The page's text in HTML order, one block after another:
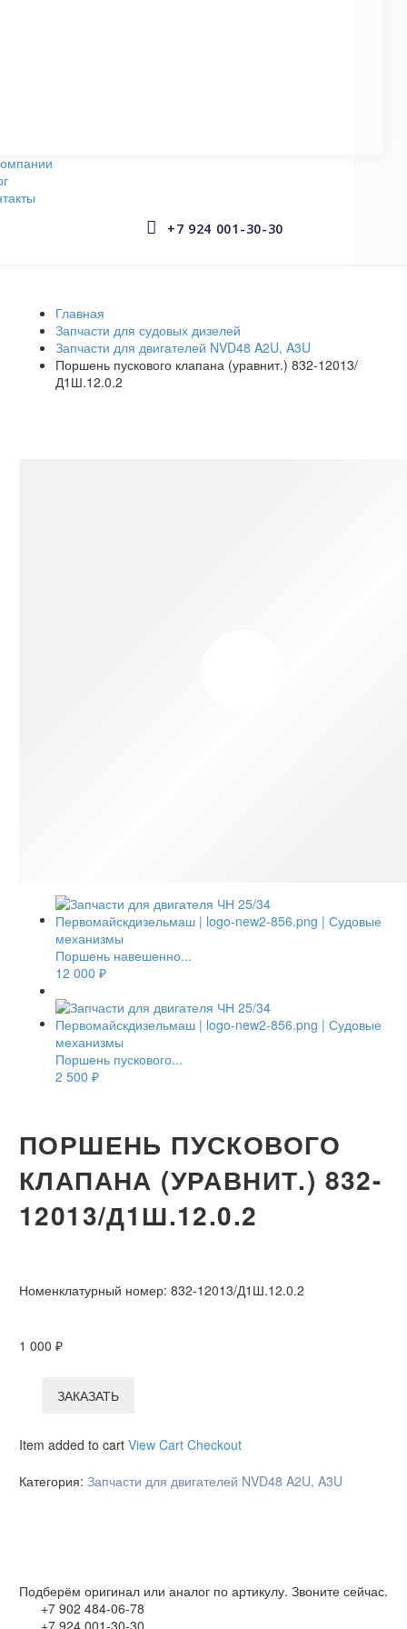

 +7 924 001-30-30
Главная
Запчасти для судовых дизелей
Запчасти для двигателей NVD48 A2U, A3U
Поршень пускового клапана (уравнит.) 832-12013/
Д1Ш.12.0.2
Поршень навешенно...
12 000 ₽
Поршень пускового...
2 500 ₽
ПОРШЕНЬ ПУСКОВОГО
КЛАПАНА (УРАВНИТ.) 832-
12013/Д1Ш.12.0.2
Номенклатурный номер: 832-12013/Д1Ш.12.0.2
1 000 ₽
ЗАКАЗАТЬ
Item added to cart View Cart Checkout
Категория: Запчасти для двигателей NVD48 A2U, A3U
Подберём оригинал или аналог по артикулу. Звоните сейчас.
+7 902 484-06-78